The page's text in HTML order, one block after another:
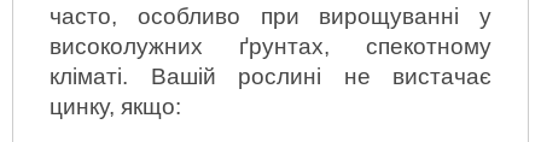
часто, особливо при вирощуванні у
високолужних ґрунтах, спекотному
кліматі. Вашій рослині не вистачає
цинку, якщо: